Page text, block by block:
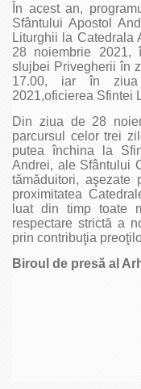
În acest an,
Sfântului Apostol
Liturghii la Catedrala
28 noiembrie 2021,
slujbei Privegherii în
17.00, iar în ziua
2021,oficierea Sfintei
Din ziua de 28
parcursul celor trei
putea închina la
Andrei, ale Sfântului
tămăduitori, aşezate
proximitatea
luat din timp toate
respectare strictă a
prin contribuţia
Biroul de presă al